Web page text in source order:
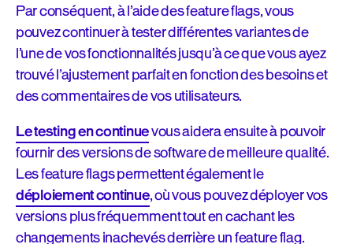
Par conséquent, à l’aide des feature flags, vous
pouvez continuer à tester différentes variantes de
l’une de vos fonctionnalités jusqu’à ce que vous ayez
trouvé l’ajustement parfait en fonction des besoins et
des commentaires de vos utilisateurs.
Le testing en continuevous aidera ensuite à pouvoir
fournir des versions de software de meilleure qualité.
Les feature flags permettent également le
déploiement continue, où vous pouvez déployer vos
versions plus fréquemment tout en cachant les
changements inachevés derrière un feature flag.